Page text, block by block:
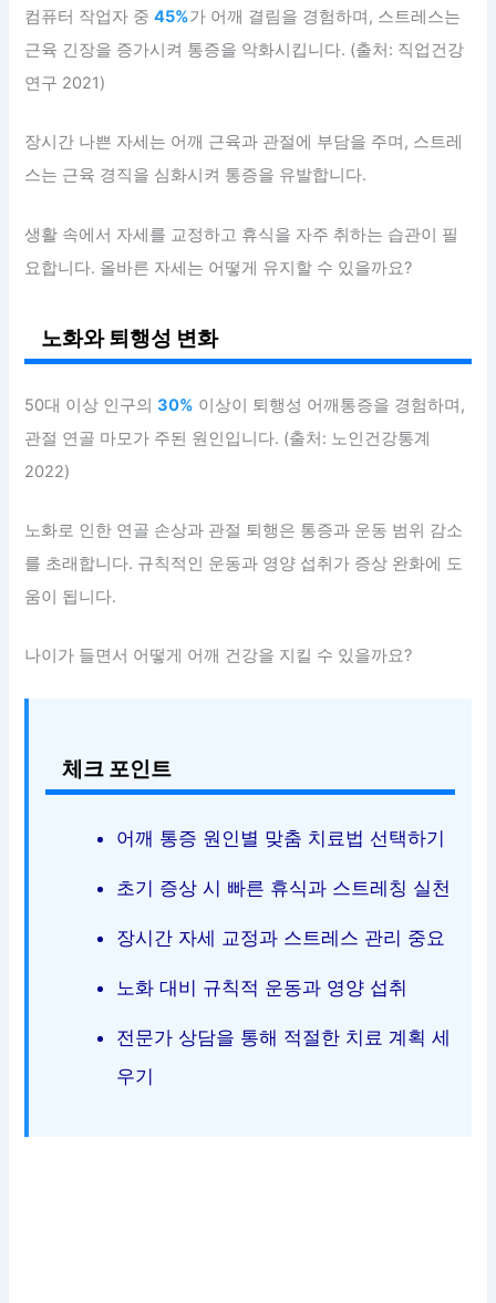
컴퓨터 작업자 중45%가 어깨 결림을 경험하며, 스트레스는
근육 긴장을 증가시켜 통증을 악화시킵니다. (출처: 직업건강
연구 2021)
장시간 나쁜 자세는 어깨 근육과 관절에 부담을 주며, 스트레
스는 근육 경직을 심화시켜 통증을 유발합니다.
생활 속에서 자세를 교정하고 휴식을 자주 취하는 습관이 필
요합니다. 올바른 자세는 어떻게 유지할 수 있을까요?
노화와 퇴행성 변화
50대 이상 인구의30% 이상이 퇴행성 어깨통증을 경험하며,
관절 연골 마모가 주된 원인입니다. (출처: 노인건강통계
2022)
노화로 인한 연골 손상과 관절 퇴행은 통증과 운동 범위 감소
를 초래합니다. 규칙적인 운동과 영양 섭취가 증상 완화에 도
움이 됩니다.
나이가 들면서 어떻게 어깨 건강을 지킬 수 있을까요?
체크 포인트
어깨 통증 원인별 맞춤 치료법 선택하기
초기 증상 시 빠른 휴식과 스트레칭 실천
장시간 자세 교정과 스트레스 관리 중요
노화 대비 규칙적 운동과 영양 섭취
전문가 상담을 통해 적절한 치료 계획 세
우기